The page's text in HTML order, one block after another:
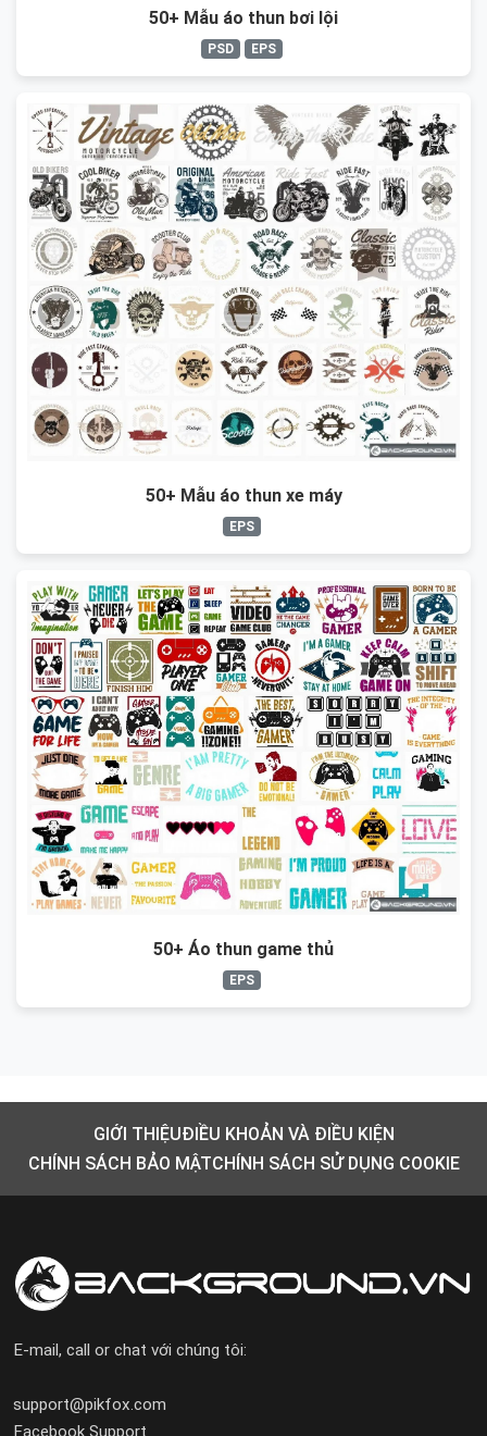
50+ Mẫu áo thun bơi lội
PSD EPS
50+ Mẫu áo thun xe máy
EPS
50+ Áo thun game thủ
EPS
GIỚI THIỆUĐIỀU KHOẢN VÀ ĐIỀU KIỆN
CHÍNH SÁCH BẢO MẬTCHÍNH SÁCH SỬ DỤNG COOKIE
E-mail, call or chat với chúng tôi:
support@pikfox.com
Facebook Support